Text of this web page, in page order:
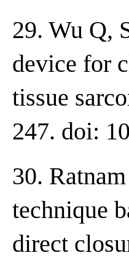
29. Wu Q,
device for
tissue
247. doi:
30.
technique
direct